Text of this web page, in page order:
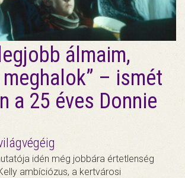
álmaim,
– ismét
a 25 éves Donnie
idén még jobbára értetlenség
ambíciózus, a kertvárosi